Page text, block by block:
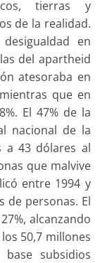
tierras y
de la realidad.
en
del apartheid
atesoraba en
que en
El 47% de la
nacional de la
a 43 dólares al
que malvive
entre 1994 y
de personas. El
alcanzando
50,7 millones
subsidios